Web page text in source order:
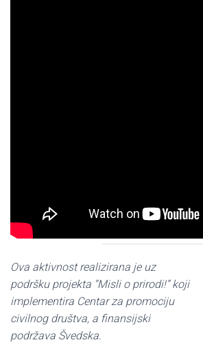
Ova aktivnost realizirana je uz
podršku projekta “Misli o prirodi!” koji
implementira Centar za promociju
civilnog društva, a finansijski
podržava Švedska.